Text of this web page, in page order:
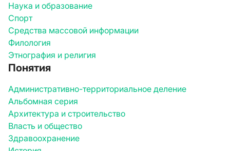
Наука и образование
Спорт
Средства массовой информации
Филология
Этнография и религия
Понятия
Административно-территориальное деление
Альбомная серия
Архитектура и строительство
Власть и общество
Здравоохранение